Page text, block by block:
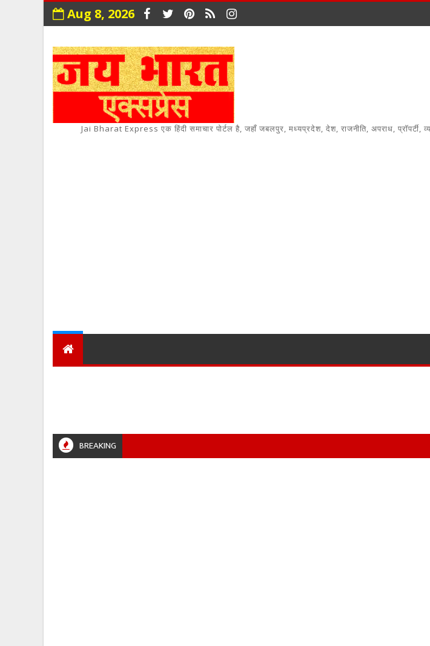
Aug 8, 2026
Jai Bharat Express एक हिंदी समाचार पोर्टल है, जहाँ जबलपुर, मध्यप्रदेश, देश, राजनीति, अपराध, प्रॉपर्टी,
BREAKING
34 से 44 साल की बेदाग